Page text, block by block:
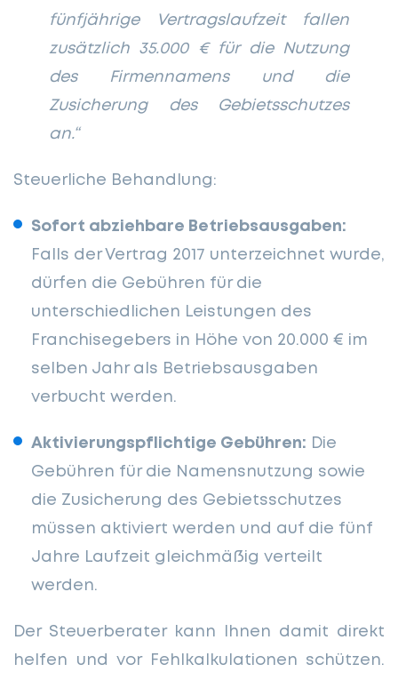
fünfjährige Vertragslaufzeit fallen
zusätzlich 35.000 € für die Nutzung
des Firmennamens und die
Zusicherung des Gebietsschutzes
an.“
Steuerliche Behandlung:
Sofort abziehbare Betriebsausgaben:
Falls der Vertrag 2017 unterzeichnet wurde,
dürfen die Gebühren für die
unterschiedlichen Leistungen des
Franchisegebers in Höhe von 20.000 € im
selben Jahr als Betriebsausgaben
verbucht werden.
Aktivierungspflichtige Gebühren: Die
Gebühren für die Namensnutzung sowie
die Zusicherung des Gebietsschutzes
müssen aktiviert werden und auf die fünf
Jahre Laufzeit gleichmäßig verteilt
werden.
Der Steuerberater kann Ihnen damit direkt
helfen und vor Fehlkalkulationen schützen.